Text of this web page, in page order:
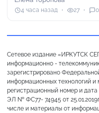
4 часа назад 27 0
Сетевое издание «ИРКУТСК
информационно -
зарегистрировано
информационных технологий и
регистрационный номер и
ЭЛ № ФС77- 74945 от
числе и материалы от